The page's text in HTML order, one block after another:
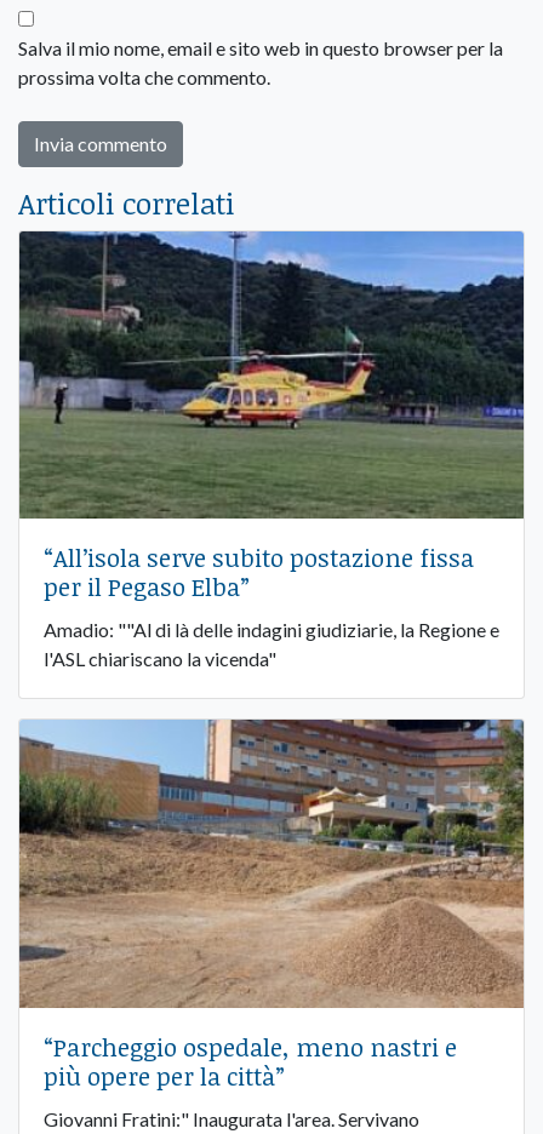
Salva il mio nome, email e sito web in questo browser per la
prossima volta che commento.
Articoli correlati
“All’isola serve subito postazione fissa
per il Pegaso Elba”
Amadio: ""Al di là delle indagini giudiziarie, la Regione e
l'ASL chiariscano la vicenda"
“Parcheggio ospedale, meno nastri e
più opere per la città”
Giovanni Fratini:" Inaugurata l'area. Servivano